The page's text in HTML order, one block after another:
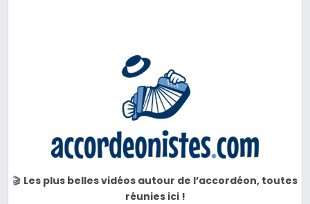
🎬 Les plus belles vidéos autour de l’accordéon, toutes
réunies ici !